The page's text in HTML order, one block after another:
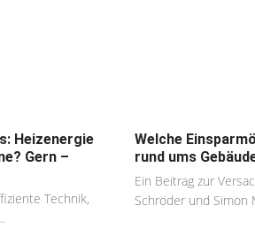
Heizenergie
Gern –
Technik,
Welche
rund ums
Ein Beitrag zur
Schröder und Simon